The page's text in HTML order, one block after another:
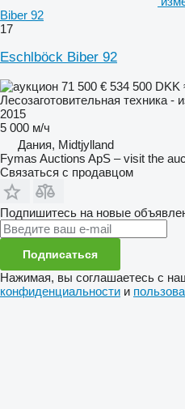
Biber 92
17
Eschlböck Biber 92
71 500 € 534 500 DKK
Лесозаготовительная техника -
2015
5 000 м/ч
Дания, Midtjylland
Fymas Auctions ApS – visit the
Связаться с продавцом
Подпишитесь на новые
Подписаться
Нажимая, вы соглашаетесь с
конфиденциальности и